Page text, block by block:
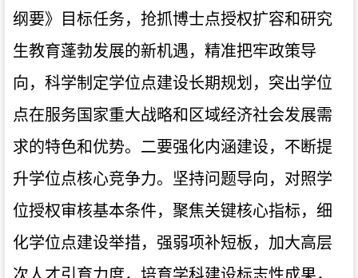
纲要》目标任务，抢抓博士点授权扩容和研究
生教育蓬勃发展的新机遇，精准把牢政策导
向，科学制定学位点建设长期规划，突出学位
点在服务国家重大战略和区域经济社会发展需
求的特色和优势。 二要强化内涵建设，不断提
升学位点核心竞争力。坚持问题导向，对照学
位授权审核基本条件，聚焦关键核心指标，细
化学位点建设举措，强弱项补短板，加大高层